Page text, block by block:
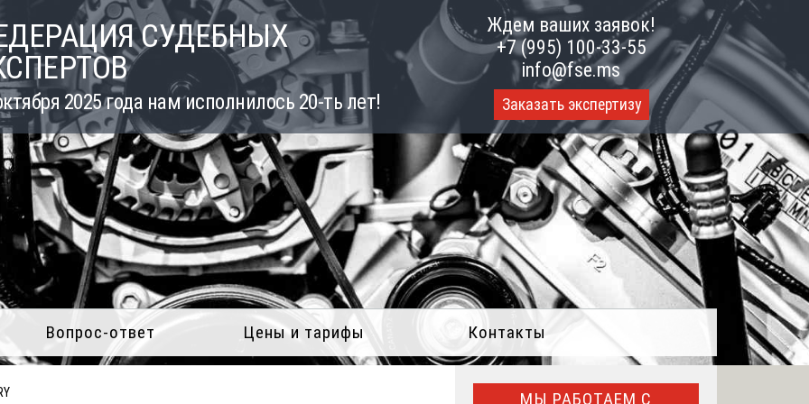
СУДЕБНЫХ
2025 года нам исполнилось 20-ть лет!
Ждем ваших заявок!
+7 (995) 100-33-55
info@fse.ms
Заказать экспертизу
Вопрос-ответ Цены и тарифы Контакты
МЫ РАБОТАЕМ С